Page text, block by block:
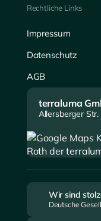
Rechtliche Links
Impressum
Datenschutz
AGB
terraluma
Allersberger
Wir sind
Deutsche